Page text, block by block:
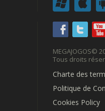
MEGAJOGOS©
Tous droits
Charte des
Politique de
Cookies Policy